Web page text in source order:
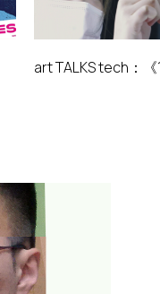
art TALKS tech：